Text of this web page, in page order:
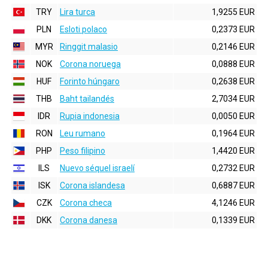
TRY
Lira turca
1,9255 EUR
PLN
Esloti polaco
0,2373 EUR
MYR
Ringgit malasio
0,2146 EUR
NOK
Corona noruega
0,0888 EUR
HUF
Forinto húngaro
0,2638 EUR
THB
Baht tailandés
2,7034 EUR
IDR
Rupia indonesia
0,0050 EUR
RON
Leu rumano
0,1964 EUR
PHP
Peso filipino
1,4420 EUR
ILS
Nuevo séquel israelí
0,2732 EUR
ISK
Corona islandesa
0,6887 EUR
CZK
Corona checa
4,1246 EUR
DKK
Corona danesa 0,1339 EUR